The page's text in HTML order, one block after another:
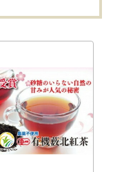
送付いたします。
枝市ホームページ
ださい！
人認証アプリ＜ア